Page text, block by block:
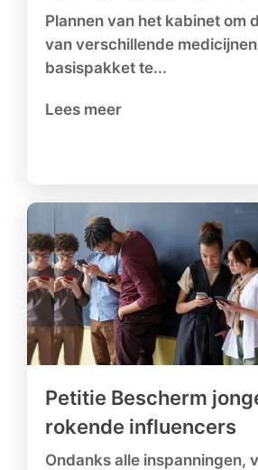
Plannen van het kabinet om
van verschillende
basispakket te...
Lees meer
Petitie Bescherm
rokende influencers
Ondanks alle inspanningen,